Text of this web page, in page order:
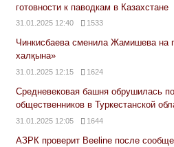
готовности к паводкам в Казахстане
31.01.2025 12:40 1533
Чинкисбаева сменила Жамишева на
халқына»
31.01.2025 12:15 1624
Средневековая башня обрушилась
общественников в Туркестанской
31.01.2025 12:05 1644
АЗРК проверит Beeline после